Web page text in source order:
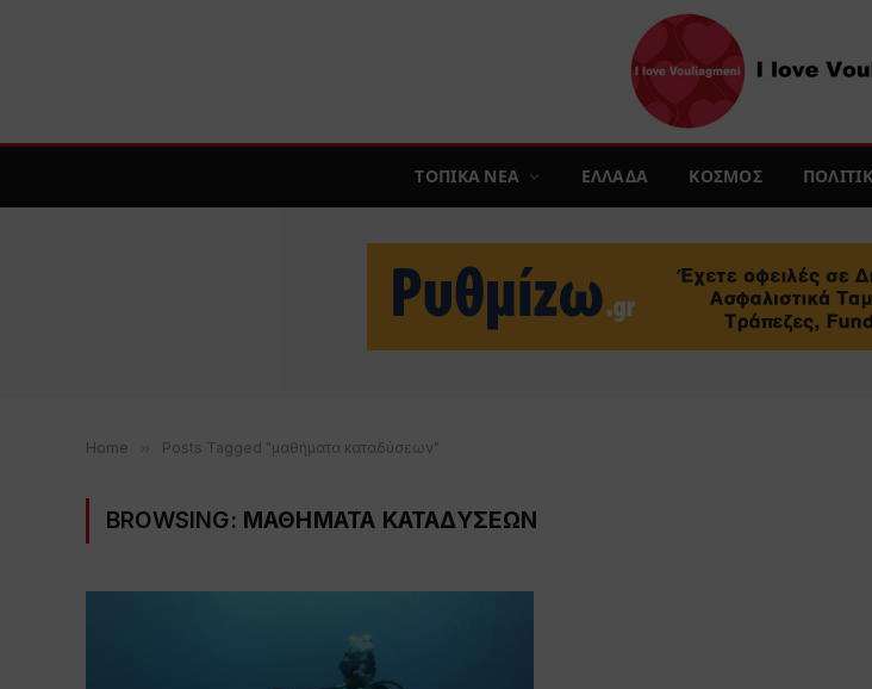
ΤΟΠΙΚΑ ΝΕΑ ΕΛΛΑΔΑ ΚΟΣΜΟΣ
Home » Posts Tagged "μαθήματα καταδύσεων"
BROWSING: ΜΑΘΗΜΑΤΑ ΚΑΤΑΔΥΣΕΩΝ